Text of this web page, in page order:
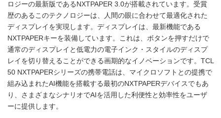
ロジーの最新版であるNXTPAPER 3.0が搭載されています。受賞
歴のあるこのテクノロジーは、人間の眼に合わせて最適化された
ディスプレイを実現します。ディスプレイは、最新機能である
NXTPAPERキーを装備しています。これは、ボタンを押すだけで
通常のディスプレイと低電力の電子インク・スタイルのディスプ
レイを切り替えることができる画期的なイノベーションです。TCL
50 NXTPAPERシリーズの携帯電話は、マイクロソフトとの提携で
組み込まれたAI機能を搭載する最初のNXTPAPERデバイスでもあ
り、さまざまなシナリオでAIを活用した利便性と効率性をユーザ
ーに提供します。